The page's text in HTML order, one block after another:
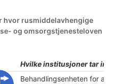
hvor rusmiddelavhengige
og omsorgstjenesteloven
Hvilke institusjoner tar
Behandlingsenheten for